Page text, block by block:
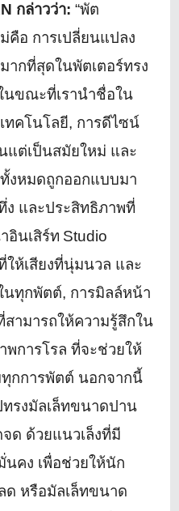
กล่าวว่า: “พัต
คือ การเปลี่ยนแปลง
ากที่สุดในพัตเตอร์ทรง
นขณะที่เรานำชื่อใน
ทคโนโลยี, การดีไซน์
แต่เป็นสมัยใหม่ และ
งหมดถูกออกแบบมา
ง และประสิทธิภาพที่
อินเสิร์ท Studio
ให้เสียงที่นุ่มนวล และ
นทุกพัตต์, การมิลล์หน้า
สามารถให้ความรู้สึกใน
การโรล ที่จะช่วยให้
กการพัตต์ นอกจากนี้
รงมัลเล็ทขนาดปาน
ด ด้วยแนวเล็งที่มี
นคง เพื่อช่วยให้นัก
ด หรือมัลเล็ทขนาด